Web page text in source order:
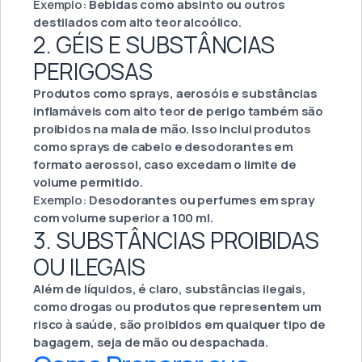
Exemplo: Bebidas como absinto ou outros
destilados com alto teor alcoólico.
2. GÉIS E SUBSTÂNCIAS
PERIGOSAS
Produtos como sprays, aerosóis e substâncias
inflamáveis com alto teor de perigo também são
proibidos na mala de mão. Isso inclui produtos
como sprays de cabelo e desodorantes em
formato aerossol, caso excedam o limite de
volume permitido.
Exemplo: Desodorantes ou perfumes em spray
com volume superior a 100 ml.
3. SUBSTÂNCIAS PROIBIDAS
OU ILEGAIS
Além de líquidos, é claro, substâncias ilegais,
como drogas ou produtos que representem um
risco à saúde, são proibidos em qualquer tipo de
bagagem, seja de mão ou despachada.